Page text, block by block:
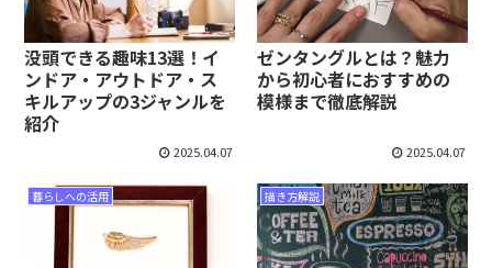
没頭できる趣味13選！イ
ンドア・アウトドア・ス
キルアップの3ジャンルを
紹介
2025.04.07
ゼンタングルとは？魅力
から初心者におすすめの
模様まで徹底解説
2025.04.07
暮らしへの活用 描き方解説